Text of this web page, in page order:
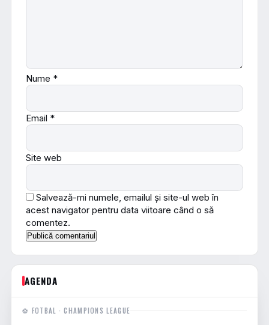
Nume *
Email *
Site web
Salvează-mi numele, emailul și site-ul web în
acest navigator pentru data viitoare când o să
comentez.
AGENDA
⚽ FOTBAL · CHAMPIONS LEAGUE